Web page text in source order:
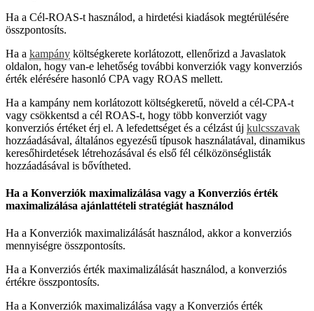
Ha a Cél-ROAS-t használod, a hirdetési kiadások megtérülésére
összpontosíts.
Ha a kampány költségkerete korlátozott, ellenőrizd a Javaslatok
oldalon, hogy van-e lehetőség további konverziók vagy konverziós
érték elérésére hasonló CPA vagy ROAS mellett.
Ha a kampány nem korlátozott költségkeretű, növeld a cél-CPA-t
vagy csökkentsd a cél ROAS-t, hogy több konverziót vagy
konverziós értéket érj el. A lefedettséget és a célzást új kulcsszavak
hozzáadásával, általános egyezésű típusok használatával, dinamikus
keresőhirdetések létrehozásával és első fél célközönséglisták
hozzáadásával is bővítheted.
Ha a Konverziók maximalizálása vagy a Konverziós érték
maximalizálása ajánlattételi stratégiát használod
Ha a Konverziók maximalizálását használod, akkor a konverziós
mennyiségre összpontosíts.
Ha a Konverziós érték maximalizálását használod, a konverziós
értékre összpontosíts.
Ha a Konverziók maximalizálása vagy a Konverziós érték